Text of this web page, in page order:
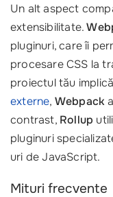
Un alt aspect
extensibilitate.
pluginuri, care îi
procesare CSS la
proiectul tău
externe, Webpack
contrast, Rollup
pluginuri
uri de JavaScript.
Mituri frecvente